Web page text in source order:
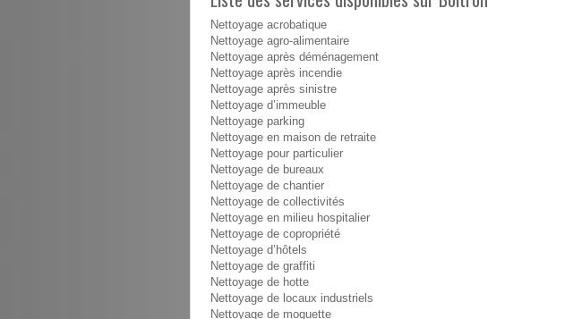
Nettoyage acrobatique
Nettoyage agro-alimentaire
Nettoyage après déménagement
Nettoyage après incendie
Nettoyage après sinistre
Nettoyage d’immeuble
Nettoyage parking
Nettoyage en maison de retraite
Nettoyage pour particulier
Nettoyage de bureaux
Nettoyage de chantier
Nettoyage de collectivités
Nettoyage en milieu hospitalier
Nettoyage de copropriété
Nettoyage d’hôtels
Nettoyage de graffiti
Nettoyage de hotte
Nettoyage de locaux industriels
Nettoyage de moquette